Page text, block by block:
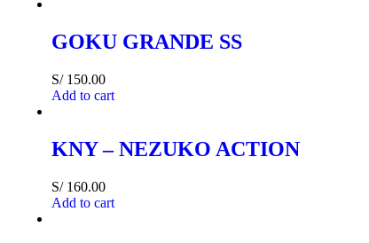
GOKU GRANDE SS
S/150.00
Add to cart
KNY – NEZUKO ACTION
S/160.00
Add to cart